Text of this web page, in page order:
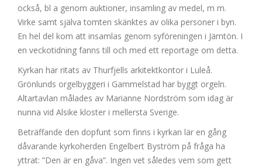
också, bl a genom auktioner, insamling av medel, m m.
Virke samt själva tomten skänktes av olika personer i byn.
En hel del kom att insamlas genom syföreningen i Jämtön. I
en veckotidning fanns till och med ett reportage om detta.
Kyrkan har ritats av Thurfjells arkitektkontor i Luleå.
Grönlunds orgelbyggeri i Gammelstad har byggt orgeln.
Altartavlan målades av Marianne Nordström som idag är
nunna vid Alsike kloster i mellersta Sverige.
Beträffande den dopfunt som finns i kyrkan lär en gång
dåvarande kyrkoherden Engelbert Byström på fråga ha
yttrat: ”Den är en gåva”. Ingen vet således vem som gett